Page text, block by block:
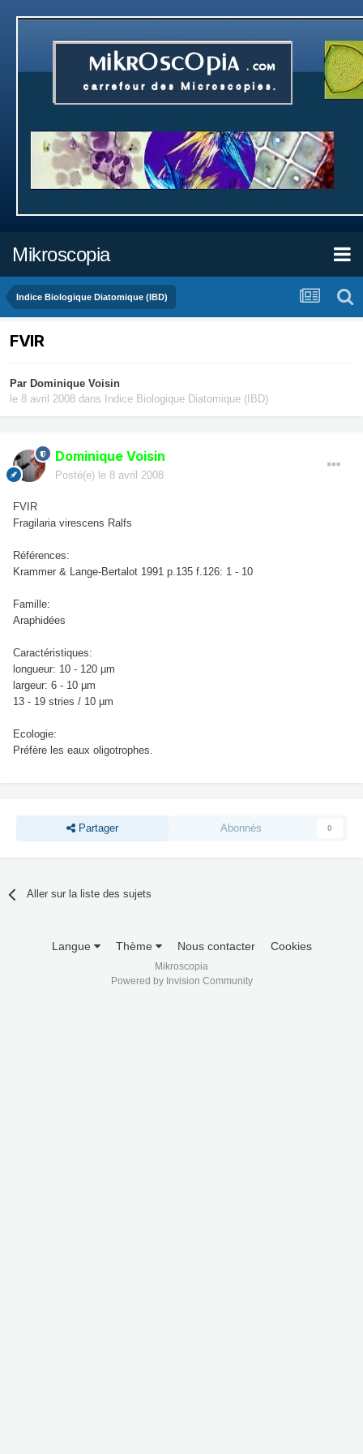
Mikroscopia
Indice Biologique Diatomique (IBD)
FVIR
Par Dominique Voisin
le 8 avril 2008 dans Indice Biologique Diatomique (IBD)
Dominique Voisin
Posté(e) le 8 avril 2008
FVIR
Fragilaria virescens Ralfs
Références:
Krammer & Lange-Bertalot 1991 p.135 f.126: 1 - 10
Famille:
Araphidées
Caractéristiques:
longueur: 10 - 120 µm
largeur: 6 - 10 µm
13 - 19 stries / 10 µm
Ecologie:
Préfère les eaux oligotrophes.
Partager Abonnés 0
Aller sur la liste des sujets
Langue Thème Nous contacter Cookies
Mikroscopia
Powered by Invision Community